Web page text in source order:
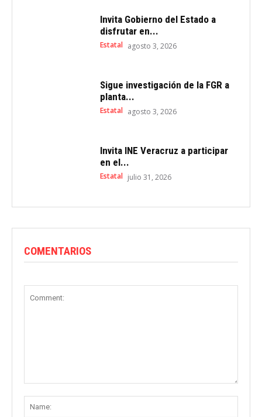
Invita Gobierno del Estado a
disfrutar en...
Estatal agosto 3, 2026
Sigue investigación de la FGR a
planta...
Estatal agosto 3, 2026
Invita INE Veracruz a participar
en el...
Estatal julio 31, 2026
COMENTARIOS